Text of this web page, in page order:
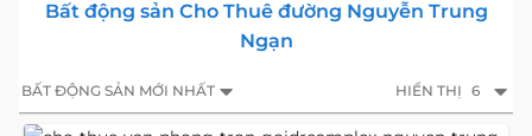
Bất động sản Cho Thuê đường Nguyễn Trung
Ngạn
BẤT ĐỘNG SẢN MỚI NHẤT HIỂN THỊ 6